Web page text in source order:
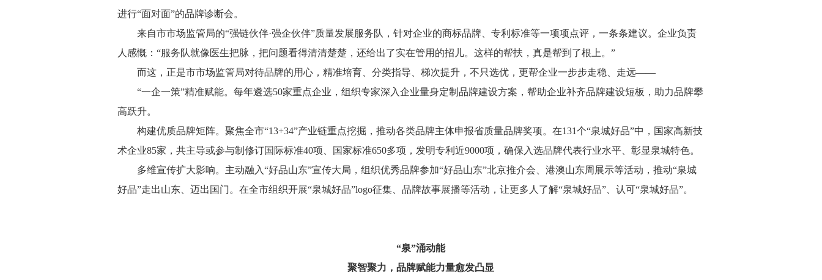
进行“面对面”的品牌诊断会。
来自市市场监管局的“强链伙伴·强企伙伴”质量发展服务队，针对企业的商标品牌、专利标准等一项项点评，一条条建议。企业负责
人感慨：“服务队就像医生把脉，把问题看得清清楚楚，还给出了实在管用的招儿。这样的帮扶，真是帮到了根上。”
而这，正是市市场监管局对待品牌的用心，精准培育、分类指导、梯次提升，不只选优，更帮企业一步步走稳、走远——
“一企一策”精准赋能。每年遴选50家重点企业，组织专家深入企业量身定制品牌建设方案，帮助企业补齐品牌建设短板，助力品牌攀
高跃升。
构建优质品牌矩阵。聚焦全市“13+34”产业链重点挖掘，推动各类品牌主体申报省质量品牌奖项。在131个“泉城好品”中，国家高新技
术企业85家，共主导或参与制修订国际标准40项、国家标准650多项，发明专利近9000项，确保入选品牌代表行业水平、彰显泉城特色。
多维宣传扩大影响。主动融入“好品山东”宣传大局，组织优秀品牌参加“好品山东”北京推介会、港澳山东周展示等活动，推动“泉城
好品”走出山东、迈出国门。在全市组织开展“泉城好品”logo征集、品牌故事展播等活动，让更多人了解“泉城好品”、认可“泉城好品”。
“泉”涌动能
聚智聚力，品牌赋能力量愈发凸显